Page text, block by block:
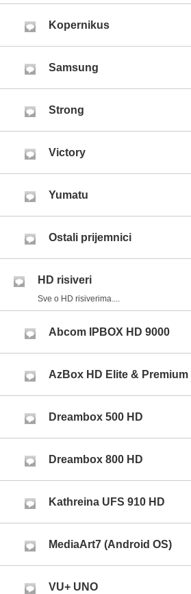
Kopernikus
Samsung
Strong
Victory
Yumatu
Ostali prijemnici
HD risiveri
Sve o HD risiverima....
Abcom IPBOX HD 9000
AzBox HD Elite & Premium
Dreambox 500 HD
Dreambox 800 HD
Kathreina UFS 910 HD
MediaArt7 (Android OS)
VU+ UNO